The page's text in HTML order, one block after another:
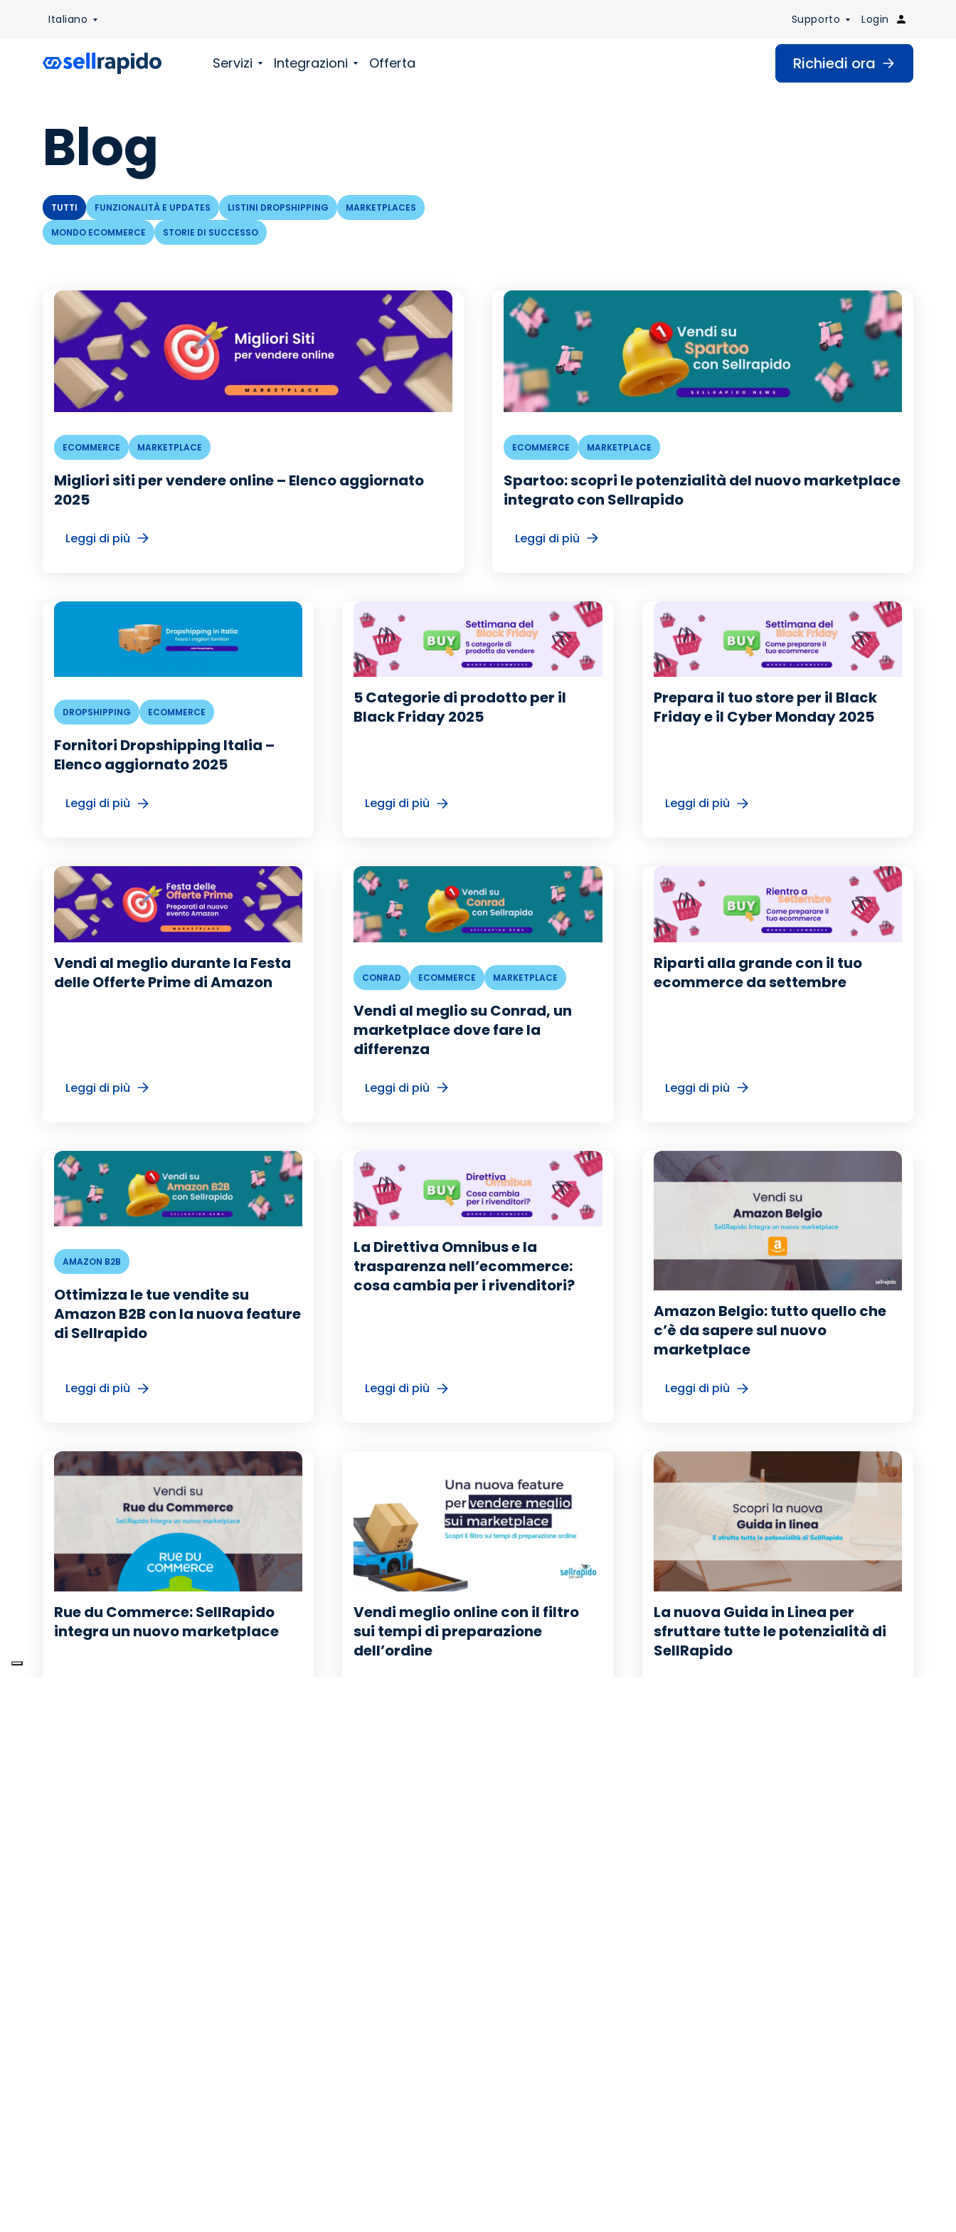
Servizi Integrazioni Offerta Richiedi ora
Italiano Supporto Login
Blog
TUTTI FUNZIONALITÀ E UPDATES LISTINI DROPSHIPPING MARKETPLACES
MONDO ECOMMERCE STORIE DI SUCCESSO
ECOMMERCE MARKETPLACE
Migliori siti per vendere online – Elenco aggiornato
2025
Leggi di più
ECOMMERCE MARKETPLACE
Spartoo: scopri le potenzialità del nuovo marketplace
integrato con Sellrapido
Leggi di più
DROPSHIPPING ECOMMERCE
Fornitori Dropshipping Italia –
Elenco aggiornato 2025
Leggi di più
5 Categorie di prodotto per il
Black Friday 2025
Leggi di più
Prepara il tuo store per il Black
Friday e il Cyber Monday 2025
Leggi di più
Vendi al meglio durante la Festa
delle Offerte Prime di Amazon
Leggi di più
CONRAD ECOMMERCE MARKETPLACE
Vendi al meglio su Conrad, un
marketplace dove fare la
differenza
Leggi di più
Riparti alla grande con il tuo
ecommerce da settembre
Leggi di più
AMAZON B2B
Ottimizza le tue vendite su
Amazon B2B con la nuova feature
di Sellrapido
Leggi di più
La Direttiva Omnibus e la
trasparenza nell’ecommerce:
cosa cambia per i rivenditori?
Leggi di più
Amazon Belgio: tutto quello che
c’è da sapere sul nuovo
marketplace
Leggi di più
Rue du Commerce: SellRapido
integra un nuovo marketplace
Vendi meglio online con il filtro
sui tempi di preparazione
dell’ordine
La nuova Guida in Linea per
sfruttare tutte le potenzialità di
SellRapido